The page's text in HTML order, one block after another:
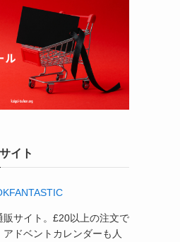
イト
販サイト。£20以上の注文で
ドベントカレンダーも人